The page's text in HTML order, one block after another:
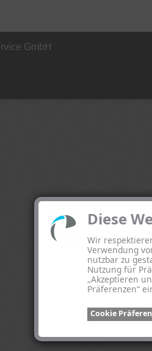
Diese
Wir
Verwendung
nutzbar zu
Nutzung für
„Akzeptieren
Präferenzen“
Cookie
GmbH